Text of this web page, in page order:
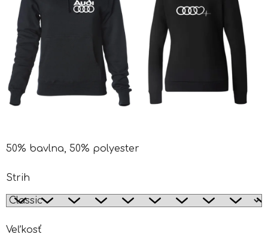
50% bavlna, 50% polyester
Strih
Veľkosť